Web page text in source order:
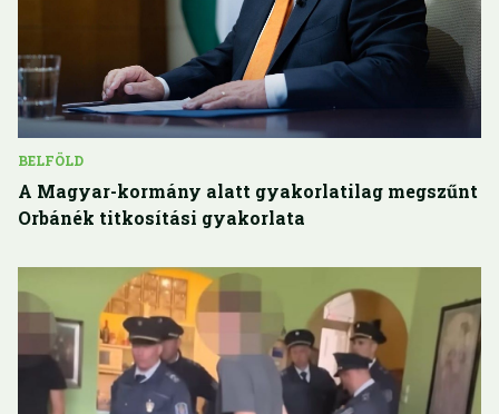
BELFÖLD
A Magyar-kormány alatt gyakorlatilag megszűnt
Orbánék titkosítási gyakorlata